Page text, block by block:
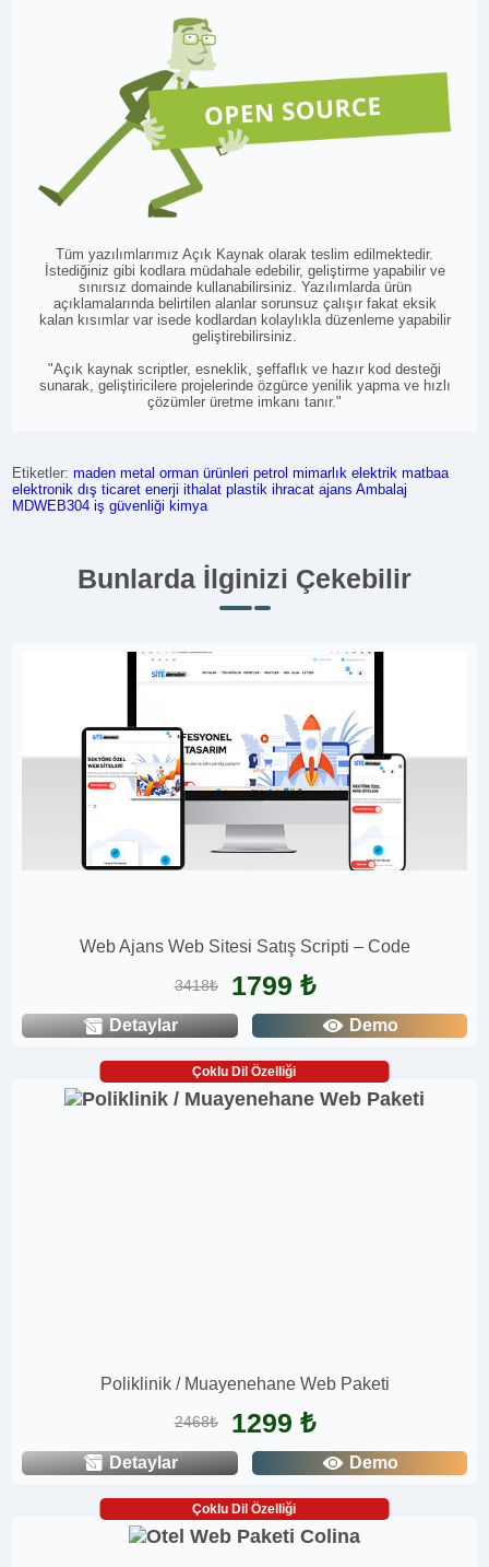
Tüm yazılımlarımız Açık Kaynak olarak teslim edilmektedir.
İstediğiniz gibi kodlara müdahale edebilir, geliştirme yapabilir ve
sınırsız domainde kullanabilirsiniz. Yazılımlarda ürün
açıklamalarında belirtilen alanlar sorunsuz çalışır fakat eksik
kalan kısımlar var isede kodlardan kolaylıkla düzenleme yapabilir
geliştirebilirsiniz.
"Açık kaynak scriptler, esneklik, şeffaflık ve hazır kod desteği
sunarak, geliştiricilere projelerinde özgürce yenilik yapma ve hızlı
çözümler üretme imkanı tanır."
Etiketler:maden metal orman ürünleri petrol mimarlık elektrik matbaa
elektronik dış ticaret enerji ithalat plastik ihracat ajans Ambalaj
MDWEB304 iş güvenliği kimya
Bunlarda İlginizi Çekebilir
Web Ajans Web Sitesi Satış Scripti – Code
3418₺ 1799 ₺
Detaylar Demo
Çoklu Dil Özelliği
Poliklinik / Muayenehane Web Paketi
2468₺ 1299 ₺
Detaylar Demo
Çoklu Dil Özelliği